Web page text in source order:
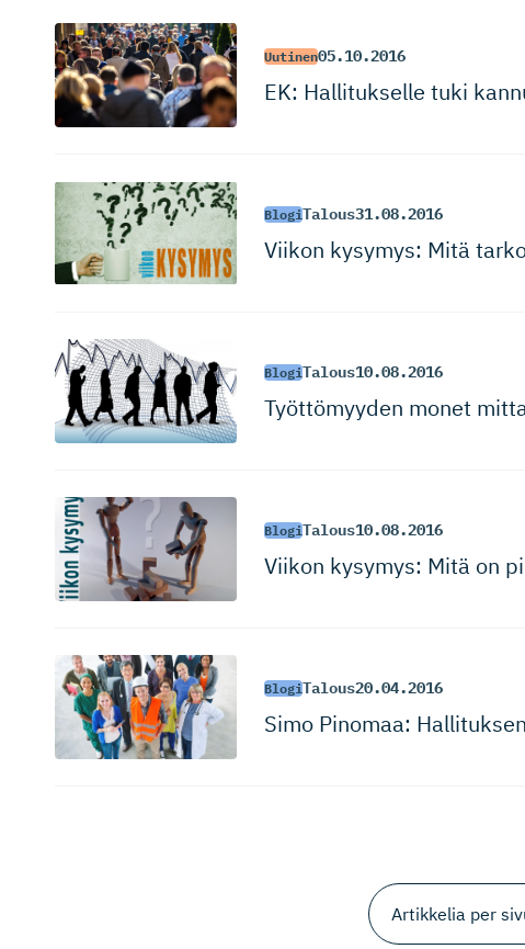
Uutinen05.10.2016
EK: Hallitukselle tuki
BlogiTalous31.08.2016
Viikon kysymys: Mitä
BlogiTalous10.08.2016
Työttömyyden monet
BlogiTalous10.08.2016
Viikon kysymys: Mitä on
BlogiTalous20.04.2016
Simo Pinomaa: